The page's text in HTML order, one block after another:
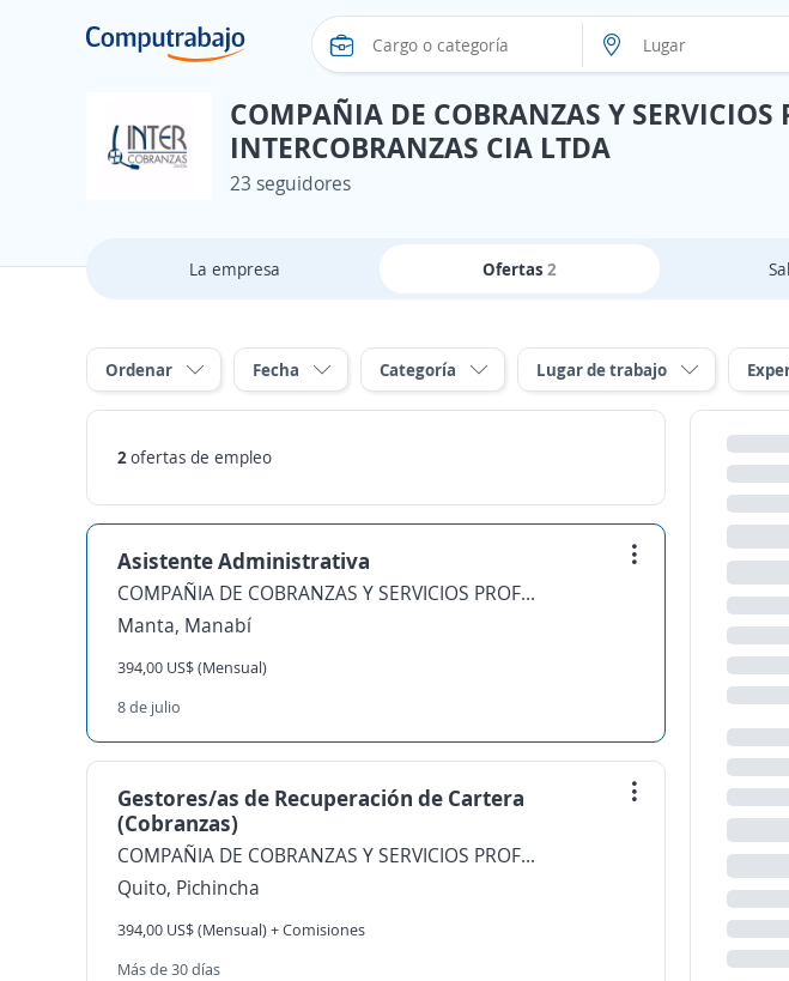
COMPAÑIA DE COBRANZAS Y SERVICIOS
INTERCOBRANZAS CIA LTDA
23 seguidores
La empresa Ofertas 2
Ordenar Fecha Categoría Lugar de trabajo
2ofertas de empleo
Asistente Administrativa
COMPAÑIA DE COBRANZAS Y SERVICIOS PROFESIONALES FLORES GALARZA INTERCOBRANZAS CIA LTDA
Manta, Manabí
394,00 US$ (Mensual)
8 de julio
Gestores/as de Recuperación de Cartera
(Cobranzas)
COMPAÑIA DE COBRANZAS Y SERVICIOS PROFESIONALES FLORES GALARZA INTERCOBRANZAS CIA LTDA
Quito, Pichincha
394,00 US$ (Mensual) + Comisiones
Más de 30 días